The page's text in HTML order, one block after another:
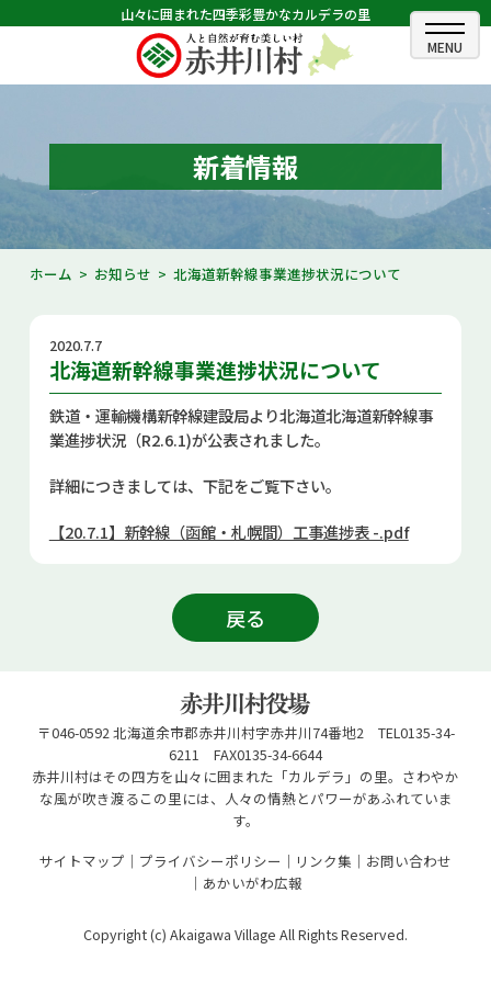
山々に囲まれた四季彩豊かなカルデラの里
ホーム
むらのできごと
むらのプロフィール
くらしの情報
ふるさと納税
観光・イベント情報
新着情報
ホーム お知らせ 北海道新幹線事業進捗状況について
2020.7.7
北海道新幹線事業進捗状況について
鉄道・運輸機構新幹線建設局より北海道北海道新幹線事
業進捗状況（R2.6.1)が公表されました。
詳細につきましては、下記をご覧下さい。
【20.7.1】新幹線（函館・札幌間）工事進捗表 -.pdf
戻る
〒046-0592 北海道余市郡赤井川村字赤井川74番地2 TEL0135-34-
6211 FAX0135-34-6644
赤井川村はその四方を山々に囲まれた「カルデラ」の里。さわやか
な風が吹き渡るこの里には、人々の情熱とパワーがあふれていま
す。
サイトマップ
プライバシーポリシー リンク集
お問い合わせ
あかいがわ広報
Copyright (c) Akaigawa Village All Rights Reserved.